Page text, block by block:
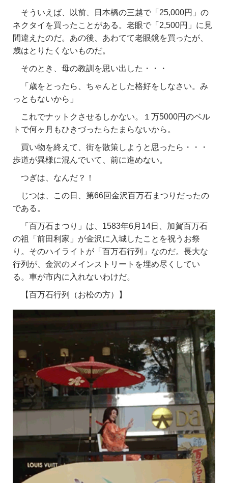
そういえば、以前、日本橋の三越で「25,000円」の
ネクタイを買ったことがある。老眼で「2,500円」に見
間違えたのだ。あの後、あわてて老眼鏡を買ったが、
歳はとりたくないものだ。
そのとき、母の教訓を思い出した・・・
「歳をとったら、ちゃんとした格好をしなさい。み
っともないから」
これでナットクさせるしかない。１万5000円のベル
トで何ヶ月もひきづったらたまらないから。
買い物を終えて、街を散策しようと思ったら・・・
歩道が異様に混んでいて、前に進めない。
つぎは、なんだ？！
じつは、この日、第66回金沢百万石まつりだったの
である。
「百万石まつり」は、1583年6月14日、加賀百万石
の祖「前田利家」が金沢に入城したことを祝うお祭
り。そのハイライトが「百万石行列」なのだ。長大な
行列が、金沢のメインストリートを埋め尽くしてい
る。車が市内に入れないわけだ。
【百万石行列（お松の方）】